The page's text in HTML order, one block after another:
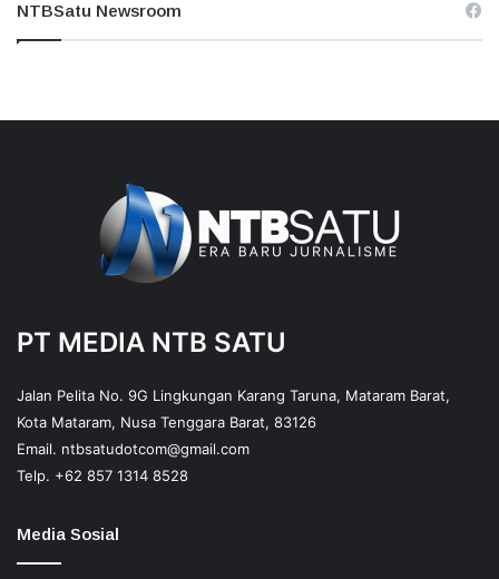
NTBSatu Newsroom
PT MEDIA NTB SATU
Jalan Pelita No. 9G Lingkungan Karang Taruna, Mataram Barat,
Kota Mataram, Nusa Tenggara Barat, 83126
Email. ntbsatudotcom@gmail.com
Telp. +62 857 1314 8528
Media Sosial